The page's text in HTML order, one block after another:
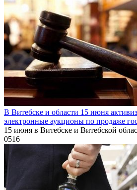
В Витебске и области 15 июня
электронные аукционы по продаже
15 июня в Витебске и Витебской
0516